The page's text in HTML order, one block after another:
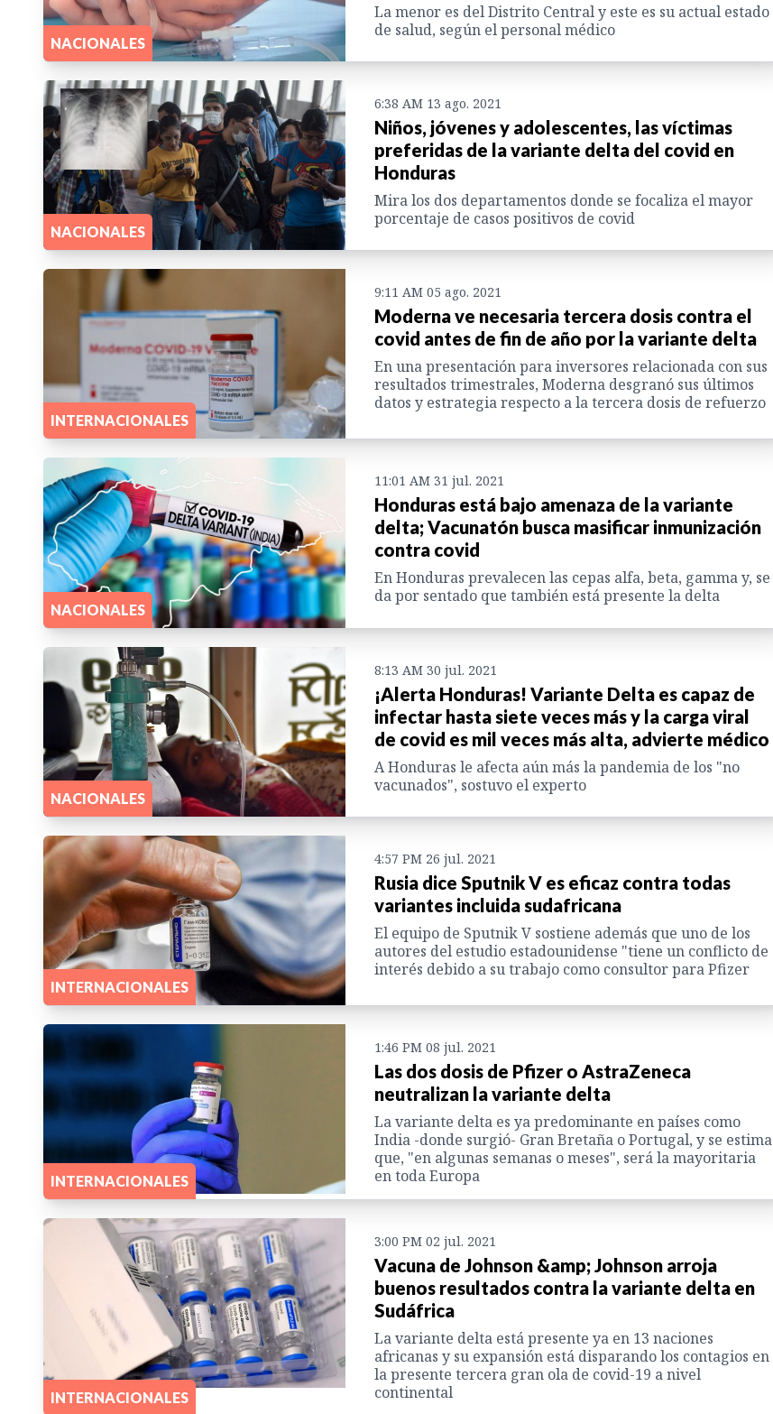
NACIONALES
La menor es del Distrito Central y este es su actual estado
de salud, según el personal médico
NACIONALES
6:38 AM 13 ago. 2021
Niños, jóvenes y adolescentes, las víctimas
preferidas de la variante delta del covid en
Honduras
Mira los dos departamentos donde se focaliza el mayor
porcentaje de casos positivos de covid
INTERNACIONALES
9:11 AM 05 ago. 2021
Moderna ve necesaria tercera dosis contra el
covid antes de fin de año por la variante delta
En una presentación para inversores relacionada con sus
resultados trimestrales, Moderna desgranó sus últimos
datos y estrategia respecto a la tercera dosis de refuerzo
NACIONALES
11:01 AM 31 jul. 2021
Honduras está bajo amenaza de la variante
delta; Vacunatón busca masificar inmunización
contra covid
En Honduras prevalecen las cepas alfa, beta, gamma y, se
da por sentado que también está presente la delta
NACIONALES
8:13 AM 30 jul. 2021
¡Alerta Honduras! Variante Delta es capaz de
infectar hasta siete veces más y la carga viral
de covid es mil veces más alta, advierte médico
A Honduras le afecta aún más la pandemia de los "no
vacunados", sostuvo el experto
INTERNACIONALES
4:57 PM 26 jul. 2021
Rusia dice Sputnik V es eficaz contra todas
variantes incluida sudafricana
El equipo de Sputnik V sostiene además que uno de los
autores del estudio estadounidense "tiene un conflicto de
interés debido a su trabajo como consultor para Pfizer
INTERNACIONALES
1:46 PM 08 jul. 2021
Las dos dosis de Pfizer o AstraZeneca
neutralizan la variante delta
La variante delta es ya predominante en países como
India -donde surgió- Gran Bretaña o Portugal, y se estima
que, "en algunas semanas o meses", será la mayoritaria
en toda Europa
INTERNACIONALES
3:00 PM 02 jul. 2021
Vacuna de Johnson &amp; Johnson arroja
buenos resultados contra la variante delta en
Sudáfrica
La variante delta está presente ya en 13 naciones
africanas y su expansión está disparando los contagios en
la presente tercera gran ola de covid-19 a nivel
continental